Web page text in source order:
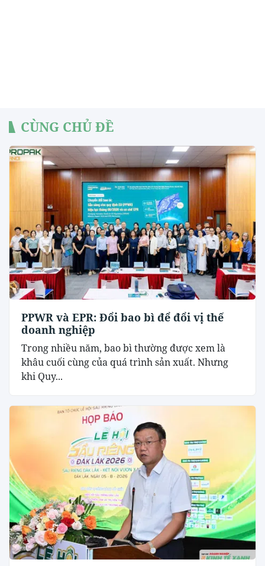
CÙNG CHỦ ĐỀ
PPWR và EPR: Đổi bao bì để đổi vị thế
doanh nghiệp
Trong nhiều năm, bao bì thường được xem là
khâu cuối cùng của quá trình sản xuất. Nhưng
khi Quy...